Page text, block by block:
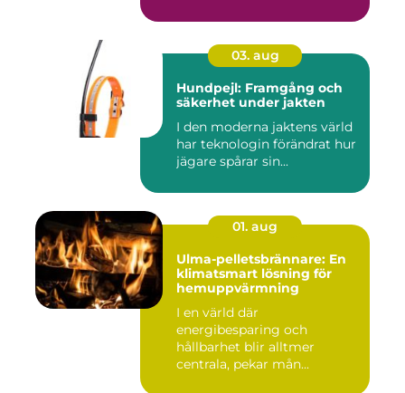
03. aug
Hundpejl: Framgång och
säkerhet under jakten
I den moderna jaktens värld
har teknologin förändrat hur
jägare spårar sin...
01. aug
Ulma-pelletsbrännare: En
klimatsmart lösning för
hemuppvärmning
I en värld där
energibesparing och
hållbarhet blir alltmer
centrala, pekar mån...